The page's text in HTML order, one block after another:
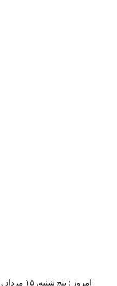
امروز : پنج شنبه, ۱۵ مرداد , ۱۴۰۵ .::. برابر با : Thursday, 6 August , 2026 .::. اخبار منتشر شده : 2 خبر